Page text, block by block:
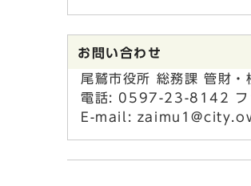
お問い合わせ
尾鷲市役所 総務課 管財・
電話: 0597-23-8142
E-mail: